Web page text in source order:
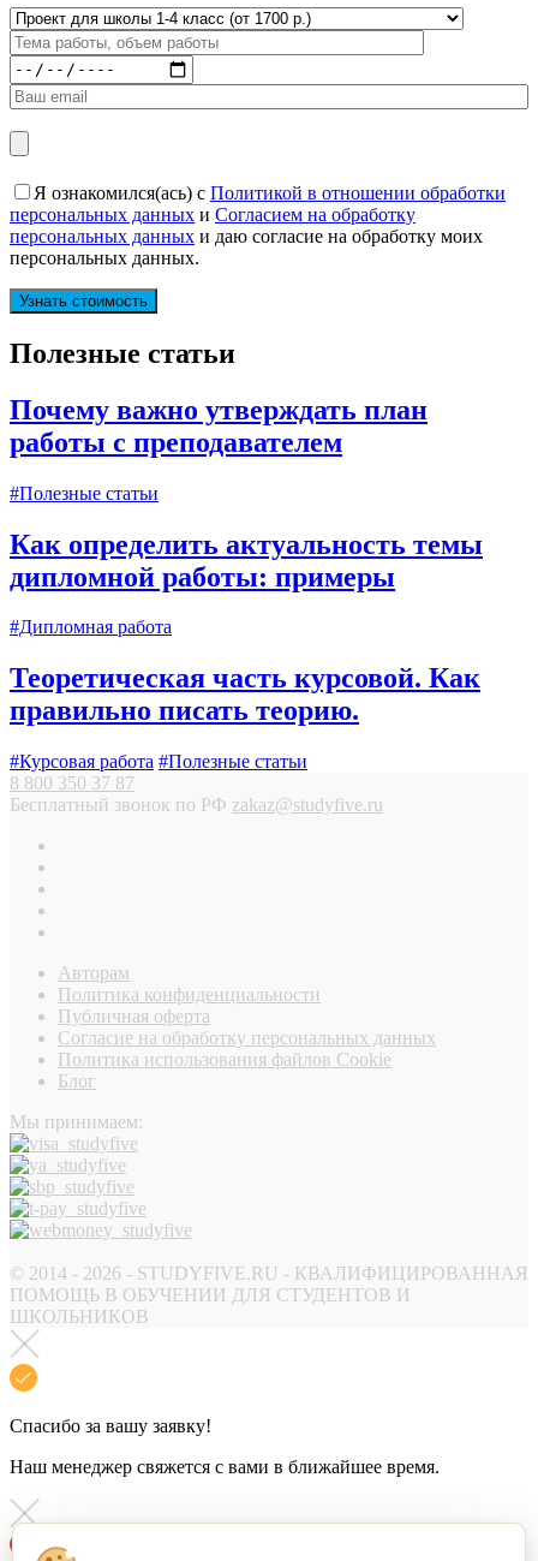
Я ознакомился(ась) с Политикой в отношении обработки
персональных данных и Согласием на обработку
персональных данных и даю согласие на обработку моих
персональных данных.
Полезные статьи
Почему важно утверждать план
работы с преподавателем
#Полезные статьи
Как определить актуальность темы
дипломной работы: примеры
#Дипломная работа
Теоретическая часть курсовой. Как
правильно писать теорию.
#Курсовая работа #Полезные статьи
8 800 350 37 87
Бесплатный звонок по РФ zakaz@studyfive.ru
Авторам
Политика конфиденциальности
Публичная оферта
Согласие на обработку персональных данных
Политика использования файлов Cookie
Блог
Мы принимаем:
© 2014 - 2026 - STUDYFIVE.RU - КВАЛИФИЦИРОВАННАЯ
ПОМОЩЬ В ОБУЧЕНИИ ДЛЯ СТУДЕНТОВ И
ШКОЛЬНИКОВ
Спасибо за вашу заявку!
Наш менеджер свяжется с вами в ближайшее время.